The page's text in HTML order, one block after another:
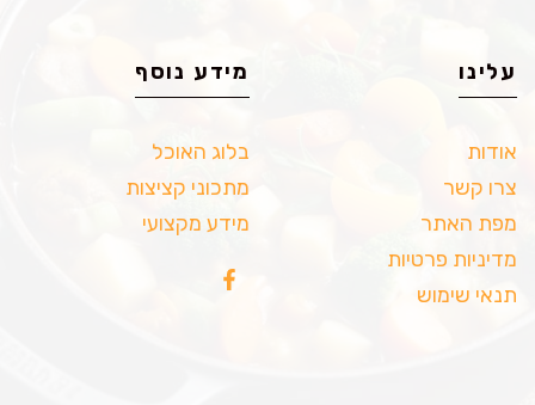
עלינו
אודות
צרו קשר
מפת האתר
מדיניות פרטיות
תנאי שימוש
מידע נוסף
בלוג האוכל
מתכוני קציצות
מידע מקצועי